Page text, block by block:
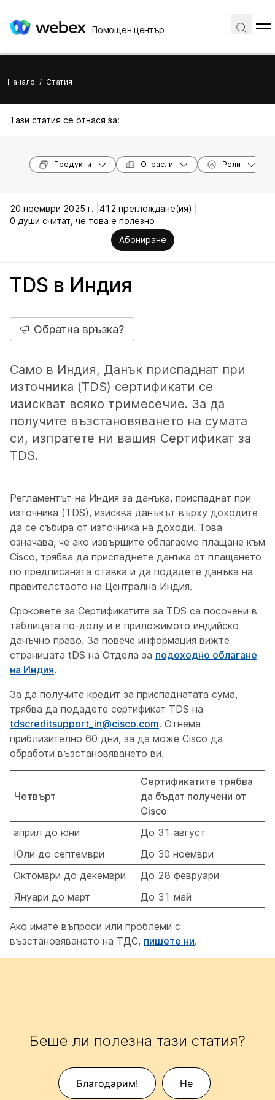
Помощен център
Начало / Статия
Тази статия се отнася за:
Продукти Отрасли Роли
20 ноември 2025 г. | 412 преглеждане(ия) |
0 души считат, че това е полезно
Абониране
TDS в Индия
Обратна връзка?
Само в Индия, Данък приспаднат при
източника (TDS) сертификати се
изискват всяко тримесечие. За да
получите възстановяването на сумата
си, изпратете ни вашия Сертификат за
TDS.
Регламентът на Индия за данъка, приспаднат при
източника (TDS), изисква данъкът върху доходите
да се събира от източника на доходи. Това
означава, че ако извършите облагаемо плащане към
Cisco, трябва да приспаднете данъка от плащането
по предписаната ставка и да подадете данъка на
правителството на Централна Индия.
Сроковете за Сертификатите за TDS са посочени в
таблицата по-долу и в приложимото индийско
данъчно право. За повече информация вижте
страницата tDS на Отдела за подоходно облагане
на Индия.
За да получите кредит за приспаднатата сума,
трябва да подадете сертификат TDS на
tdscreditsupport_in@cisco.com. Отнема
приблизително 60 дни, за да може Cisco да
обработи възстановяването ви.
Четвърт
Сертификатите трябва
да бъдат получени от
Cisco
април до юни
До 31 август
Юли до септември
До 30 ноември
Октомври до декември
До 28 февруари
Януари до март
До 31 май
Ако имате въпроси или проблеми с
възстановяването на ТДС, пишете ни.
Беше ли полезна тази статия?
Благодарим! Не